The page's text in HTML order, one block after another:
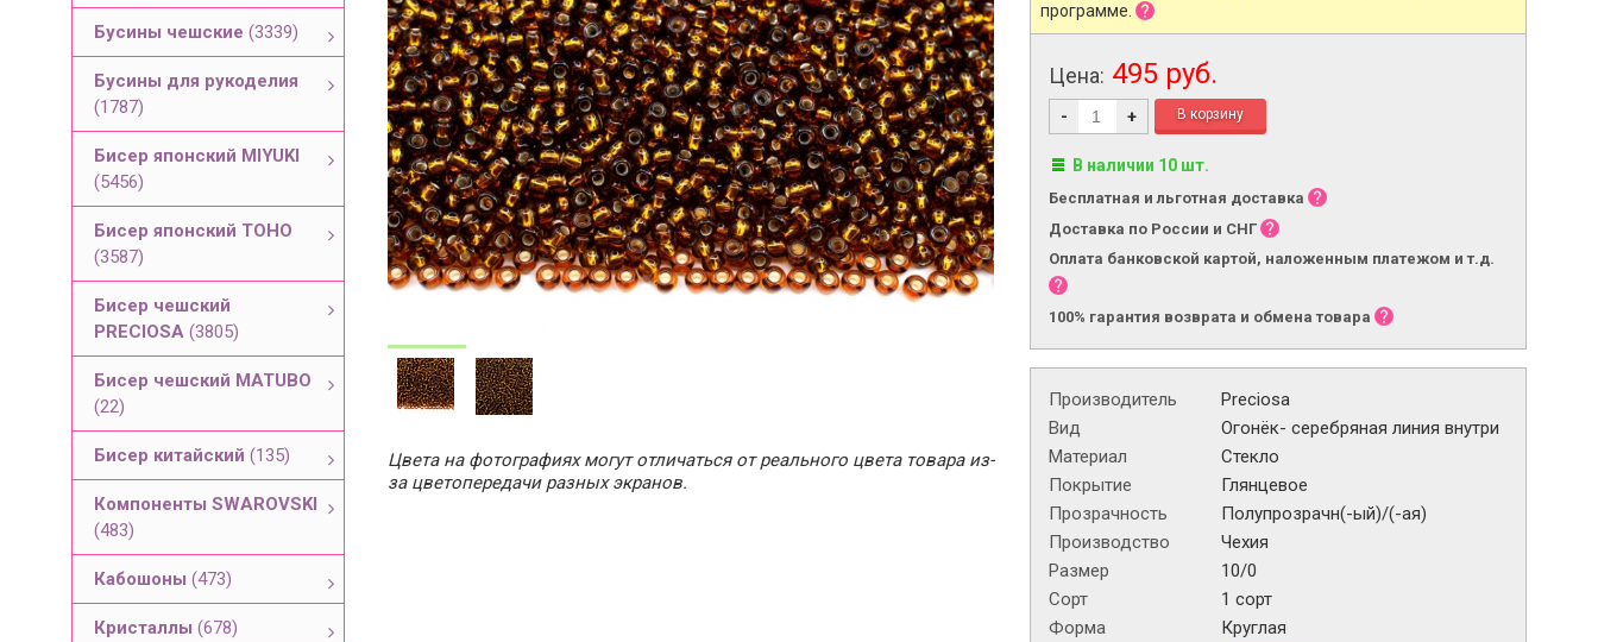
Бусины чешские (3339)
Бусины для рукоделия
(1787)
Бисер японский MIYUKI
(5456)
Бисер японский TOHO
(3587)
Бисер чешский
PRECIOSA (3805)
Бисер чешский MATUBO
(22)
Бисер китайский (135)
Компоненты SWAROVSKI
(483)
Кабошоны (473)
Кристаллы (678)
Цвета на фотографиях могут отличаться от реального цвета товара из-
за цветопередачи разных экранов.
программе.
Цена: 495 руб.
- +
В наличии 10 шт.
Бесплатная и льготная доставка
Доставка по России и СНГ
Оплата банковской картой, наложенным платежом и т.д.
100% гарантия возврата и обмена товара
Производитель
Preciosa
Вид
Огонёк- серебряная линия внутри
Материал
Стекло
Покрытие
Глянцевое
Прозрачность
Полупрозрачн(-ый)/(-ая)
Производство
Чехия
Размер
10/0
Сорт
1 сорт
Форма
Круглая